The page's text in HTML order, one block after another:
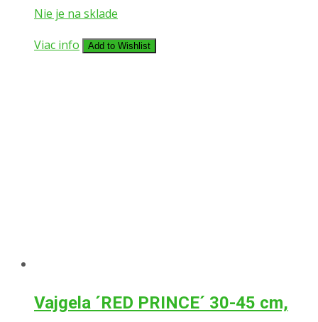
Nie je na sklade
Viac info
Add to Wishlist
Vajgela ´RED PRINCE´ 30-45 cm,